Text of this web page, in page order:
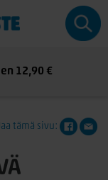
12,90 €
tämä sivu: